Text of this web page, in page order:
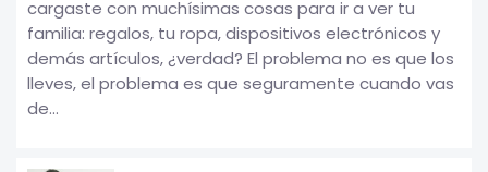
cargaste con muchísimas cosas para ir a ver tu
familia: regalos, tu ropa, dispositivos electrónicos y
demás artículos, ¿verdad? El problema no es que los
lleves, el problema es que seguramente cuando vas
de...